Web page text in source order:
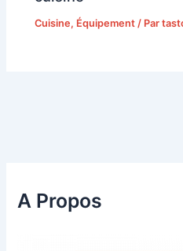
Cuisine, Équipement / Par
A Propos